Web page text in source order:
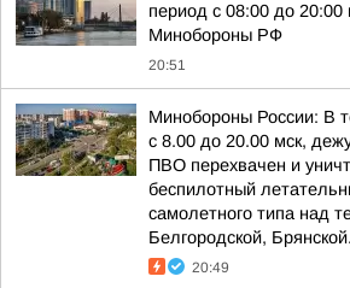
период с 08:00 до
Минобороны РФ
20:51
Минобороны России: В
с 8.00 до 20.00 мск,
ПВО перехвачен и
беспилотный
самолетного типа над
Белгородской,
20:49